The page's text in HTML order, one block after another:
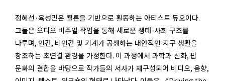
정혜선·육성민은 쾰른을 기반으로 활동하는 아티스트 듀오이다.
그들은 오디오 비주얼 작업을 통해 새로운 생태-사회 구조를
다루며, 인간, 비인간 및 기계가 공생하는 대안적인 지구 생활을
창조하는 초연결 환경을 가정한다. 이 과정에서 과학과 신화, 팝
문화의 결합을 바탕으로 작가들의 서사가 재구성되어 비디오, 음향,